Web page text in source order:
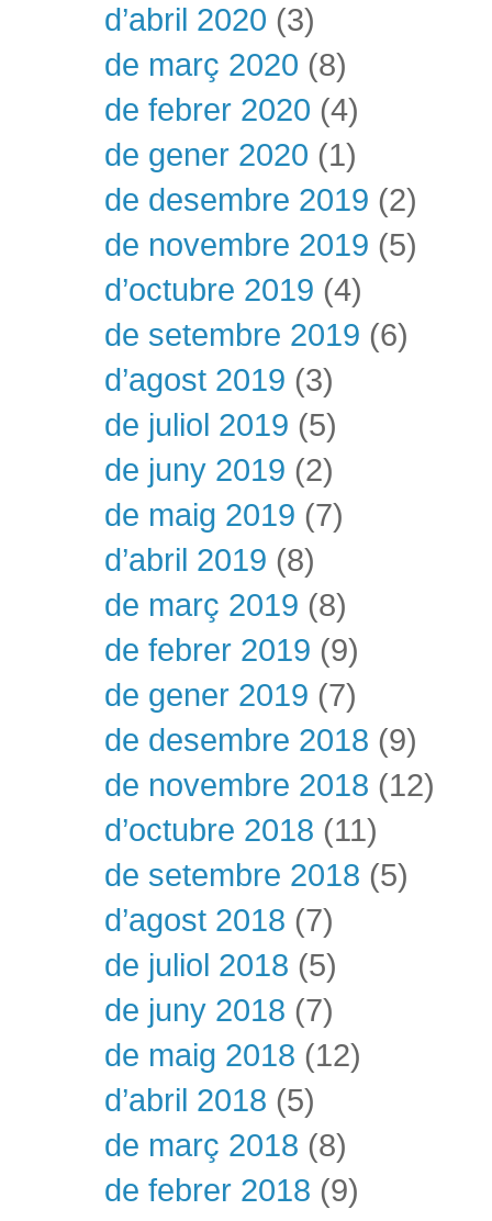
d’abril 2020 (3)
de març 2020 (8)
de febrer 2020 (4)
de gener 2020 (1)
de desembre 2019 (2)
de novembre 2019 (5)
d’octubre 2019 (4)
de setembre 2019 (6)
d’agost 2019 (3)
de juliol 2019 (5)
de juny 2019 (2)
de maig 2019 (7)
d’abril 2019 (8)
de març 2019 (8)
de febrer 2019 (9)
de gener 2019 (7)
de desembre 2018 (9)
de novembre 2018 (12)
d’octubre 2018 (11)
de setembre 2018 (5)
d’agost 2018 (7)
de juliol 2018 (5)
de juny 2018 (7)
de maig 2018 (12)
d’abril 2018 (5)
de març 2018 (8)
de febrer 2018 (9)